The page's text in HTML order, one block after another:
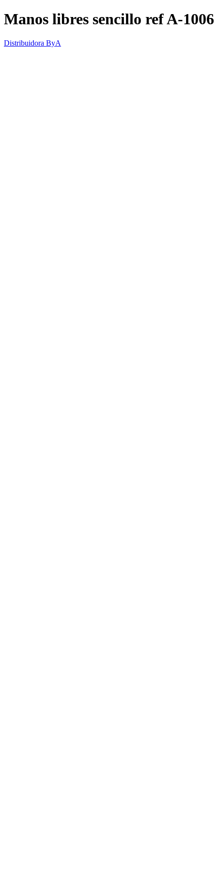
Manos libres sencillo ref A-1006
Distribuidora ByA